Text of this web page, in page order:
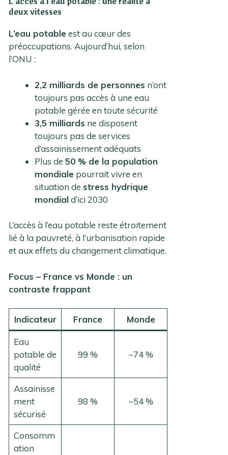
deux vitesses
L’eau potable est au cœur des
préoccupations. Aujourd’hui, selon
l’ONU :
2,2 milliards de personnes n’ont
toujours pas accès à une eau
potable gérée en toute sécurité
3,5 milliards ne disposent
toujours pas de services
d’assainissement adéquats
Plus de50 % de la population
mondiale pourrait vivre en
situation destress hydrique
mondiald’ici 2030
L’accès à l’eau potable reste étroitement
lié à la pauvreté, à l’urbanisation rapide
et aux effets du changement climatique.
Focus – France vs Monde : un
contraste frappant
Indicateur France Monde
Eau
potable de
qualité
99 % ~74 %
Assainisse
ment
sécurisé
98 % ~54 %
Consomm
ation